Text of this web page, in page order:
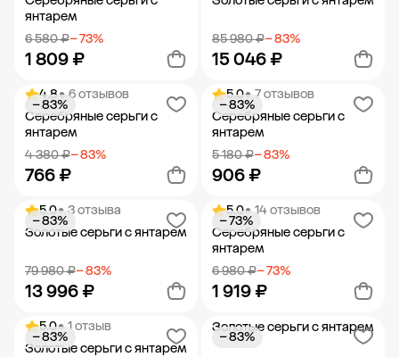
янтарем
6 580 ₽− 73%
1 809 ₽
Добавить в корзину
85 980 ₽− 83%
15 046 ₽
Добавить в корзину
4.8• 6 отзывов
Серебряные серьги с
янтарем
4 380 ₽− 83%
766 ₽
− 83%
Добавить в корзину
5.0• 7 отзывов
Серебряные серьги с
янтарем
5 180 ₽− 83%
906 ₽
− 83%
Добавить в корзину
5.0• 3 отзыва
Золотые серьги с янтарем
79 980 ₽− 83%
13 996 ₽
− 83%
Добавить в корзину
5.0• 14 отзывов
Серебряные серьги с
янтарем
6 980 ₽− 73%
1 919 ₽
− 73%
Добавить в корзину
5.0• 1 отзыв
Золотые серьги с янтарем
− 83%
Золотые серьги с янтарем
− 83%